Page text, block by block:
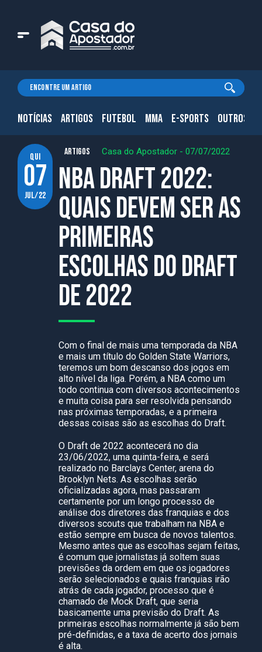
NOTÍCIAS ARTIGOS FUTEBOL MMA E-SPORTS OUTROS.
qui
07
jul/22
ARTIGOS Casa do Apostador - 07/07/2022
NBA Draft 2022:
Quais devem ser as
primeiras
escolhas do Draft
de 2022
Com o final de mais uma temporada da NBA
e mais um título do Golden State Warriors,
teremos um bom descanso dos jogos em
alto nível da liga. Porém, a NBA como um
todo continua com diversos acontecimentos
e muita coisa para ser resolvida pensando
nas próximas temporadas, e a primeira
dessas coisas são as escolhas do Draft.
O Draft de 2022 acontecerá no dia
23/06/2022, uma quinta-feira, e será
realizado no Barclays Center, arena do
Brooklyn Nets. As escolhas serão
oficializadas agora, mas passaram
certamente por um longo processo de
análise dos diretores das franquias e dos
diversos scouts que trabalham na NBA e
estão sempre em busca de novos talentos.
Mesmo antes que as escolhas sejam feitas,
é comum que jornalistas já soltem suas
previsões da ordem em que os jogadores
serão selecionados e quais franquias irão
atrás de cada jogador, processo que é
chamado de Mock Draft, que seria
basicamente uma previsão do Draft. As
primeiras escolhas normalmente já são bem
pré-definidas, e a taxa de acerto dos jornais
é alta.